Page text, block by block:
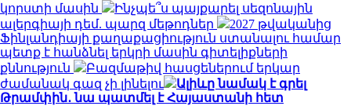
կորստի մասին
Ինչպե՞ս պայքարել սեզոնային
ալերգիայի դեմ. պարզ մեթոդներ
2027 թվականից
Ֆինլանդիայի քաղաքացիություն ստանալու համար
պետք է հանձնել երկրի մասին գիտելիքների
քննություն
Բազմաթիվ հասցեներում երկար
ժամանակ գազ չի լինելու
Ալիևը նամակ է գրել
Թրամփին․ նա պատմել է Հայաստանի հետ